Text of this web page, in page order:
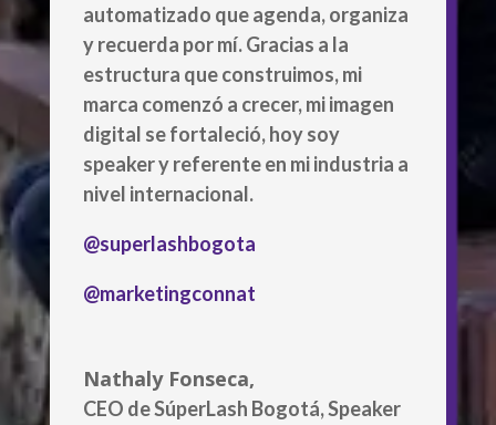
automatizado que agenda, organiza
y recuerda por mí. Gracias a la
estructura que construimos, mi
marca comenzó a crecer, mi imagen
digital se fortaleció, hoy soy
speaker y referente en mi industria a
nivel internacional.
@superlashbogota
@marketingconnat
Nathaly Fonseca,
CEO de SúperLash Bogotá, Speaker